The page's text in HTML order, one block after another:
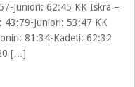
Juniori: 62:45 KK Iskra –
43:79-Juniori: 53:47 KK
81:34-Kadeti: 62:32
[…]